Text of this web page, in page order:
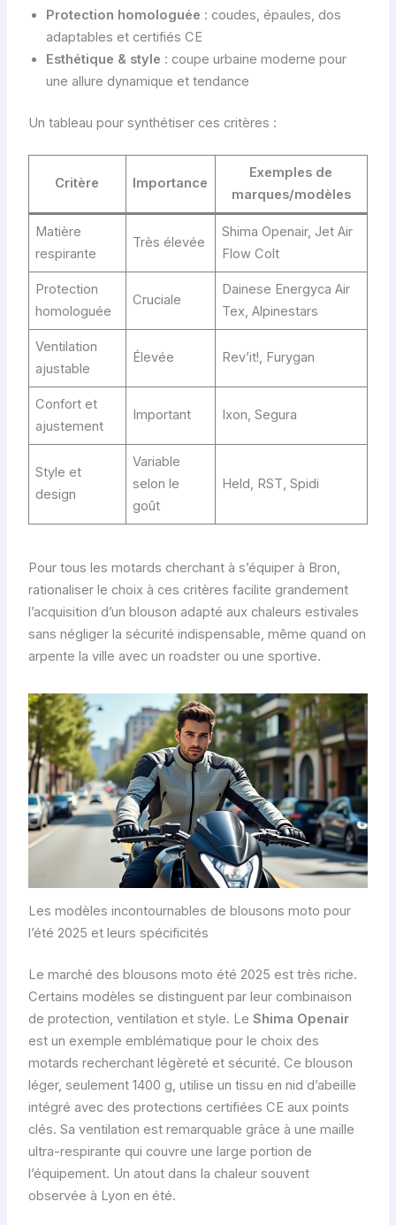
Protection homologuée : coudes, épaules, dos
adaptables et certifiés CE
Esthétique & style : coupe urbaine moderne pour
une allure dynamique et tendance
Un tableau pour synthétiser ces critères :
Critère Importance
Exemples de
marques/modèles
Matière
respirante
Très élevée
Shima Openair, Jet Air
Flow Colt
Protection
homologuée
Cruciale
Dainese Energyca Air
Tex, Alpinestars
Ventilation
ajustable
Élevée Rev’it!, Furygan
Confort et
ajustement
Important Ixon, Segura
Style et
design
Variable
selon le
goût
Held, RST, Spidi
Pour tous les motards cherchant à s’équiper à Bron,
rationaliser le choix à ces critères facilite grandement
l’acquisition d’un blouson adapté aux chaleurs estivales
sans négliger la sécurité indispensable, même quand on
arpente la ville avec un roadster ou une sportive.
Les modèles incontournables de blousons moto pour
l’été 2025 et leurs spécificités
Le marché des blousons moto été 2025 est très riche.
Certains modèles se distinguent par leur combinaison
de protection, ventilation et style. Le Shima Openair
est un exemple emblématique pour le choix des
motards recherchant légèreté et sécurité. Ce blouson
léger, seulement 1400 g, utilise un tissu en nid d’abeille
intégré avec des protections certifiées CE aux points
clés. Sa ventilation est remarquable grâce à une maille
ultra-respirante qui couvre une large portion de
l’équipement. Un atout dans la chaleur souvent
observée à Lyon en été.